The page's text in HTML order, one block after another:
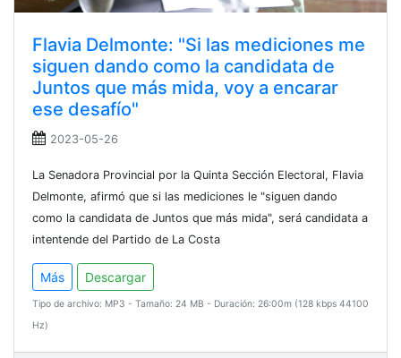
Flavia Delmonte: "Si las mediciones me
siguen dando como la candidata de
Juntos que más mida, voy a encarar
ese desafío"
2023-05-26
La Senadora Provincial por la Quinta Sección Electoral, Flavia
Delmonte, afirmó que si las mediciones le "siguen dando
como la candidata de Juntos que más mida", será candidata a
intentende del Partido de La Costa
Más Descargar
Tipo de archivo: MP3 - Tamaño: 24 MB - Duración: 26:00m (128 kbps 44100
Hz)